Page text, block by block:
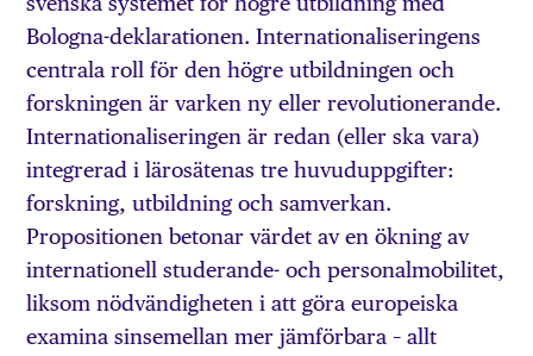
Bologna-deklarationen. Internationaliseringens
centrala roll för den högre utbildningen och
forskningen är varken ny eller revolutionerande.
Internationaliseringen är redan (eller ska vara)
integrerad i lärosätenas tre huvuduppgifter:
forskning, utbildning och samverkan.
Propositionen betonar värdet av en ökning av
internationell studerande- och personalmobilitet,
liksom nödvändigheten i att göra europeiska
examina sinsemellan mer jämförbara – allt